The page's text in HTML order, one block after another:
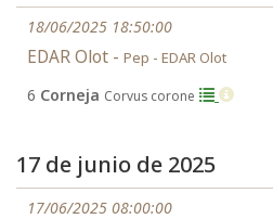
18/06/2025 18:50:00
EDAR Olot - Pep - EDAR Olot
6 Corneja Corvus corone
17 de junio de 2025
17/06/2025 08:00:00